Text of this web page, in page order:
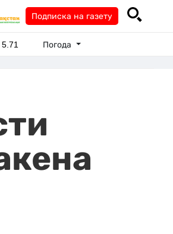
Подписка на газету
Погода